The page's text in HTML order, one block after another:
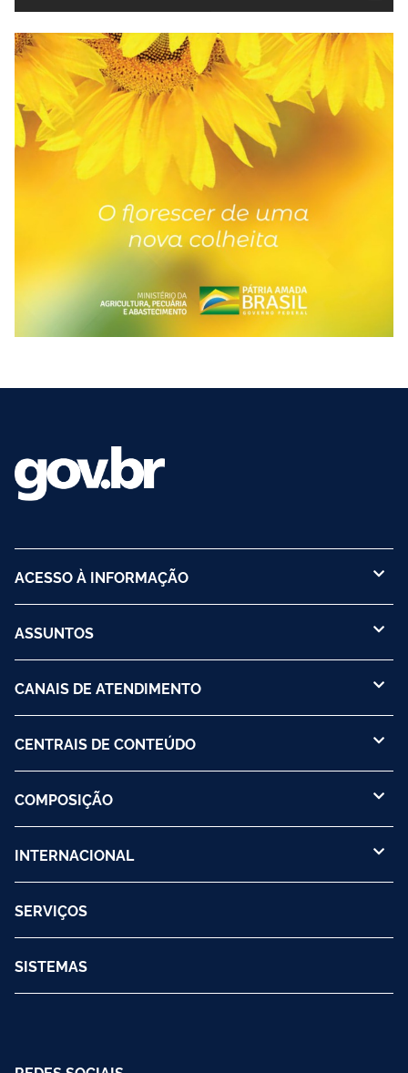
ACESSO À INFORMAÇÃO
ASSUNTOS
CANAIS DE ATENDIMENTO
CENTRAIS DE CONTEÚDO
COMPOSIÇÃO
INTERNACIONAL
SERVIÇOS
SISTEMAS